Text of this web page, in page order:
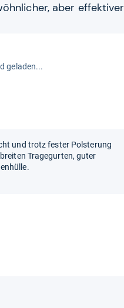
aber effek­ti­ver
geladen...
und trotz fester Polsterung
Tragegurten, guter